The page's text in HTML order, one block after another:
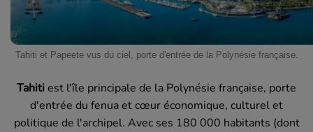
Tahiti et Papeete vus du ciel, porte d'entrée de la Polynésie française.
Tahitiest l'île principale de la Polynésie française, porte
d'entrée du fenua et cœur économique, culturel et
politique de l'archipel. Avec ses 180 000 habitants (dont